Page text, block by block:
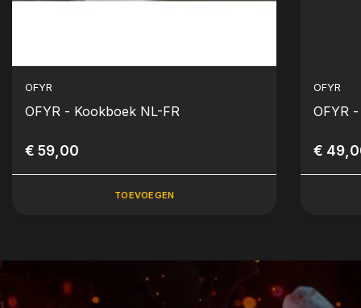
OFYR
OFYR - Kookboek NL-FR
€ 59,00
TOEVOEGEN
OFYR
OFYR
€